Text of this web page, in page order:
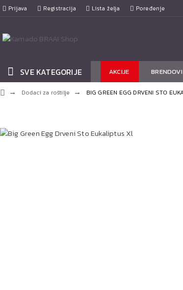
Prijava Registracija Lista želja Poređenje
SVE KATEGORIJE AKCIJE BRENDOVI
Dodaci za roštilje BIG GREEN EGG DRVENI STO